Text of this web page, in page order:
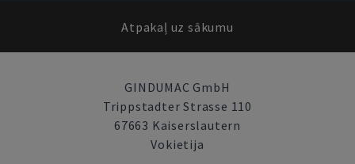
Atpakaļ uz sākumu
GINDUMAC GmbH
Trippstadter Strasse 110
67663 Kaiserslautern
Vokietija